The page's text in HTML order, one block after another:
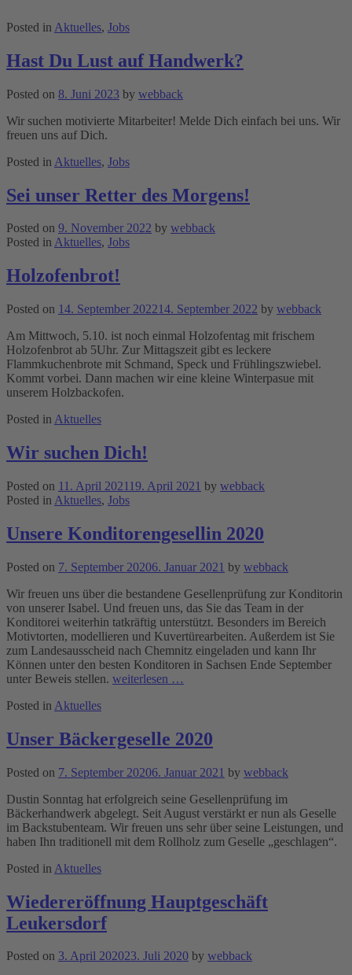
Posted in Aktuelles, Jobs
Hast Du Lust auf Handwerk?
Posted on 8. Juni 2023 by webback
Wir suchen motivierte Mitarbeiter! Melde Dich einfach bei uns. Wir
freuen uns auf Dich.
Posted in Aktuelles, Jobs
Sei unser Retter des Morgens!
Posted on 9. November 2022 by webback
Posted inAktuelles, Jobs
Holzofenbrot!
Posted on 14. September 202214. September 2022 by webback
Am Mittwoch, 5.10. ist noch einmal Holzofentag mit frischem
Holzofenbrot ab 5Uhr. Zur Mittagszeit gibt es leckere
Flammkuchenbrote mit Schmand, Speck und Frühlingszwiebel.
Kommt vorbei. Dann machen wir eine kleine Winterpasue mit
unserem Holzbackofen.
Posted in Aktuelles
Wir suchen Dich!
Posted on 11. April 2021 19. April 2021 by webback
Posted in Aktuelles, Jobs
Unsere Konditorengesellin 2020
Posted on 7. September 20206. Januar 2021 by webback
Wir freuen uns über die bestandene Gesellenprüfung zur Konditorin
von unserer Isabel. Und freuen uns, das Sie das Team in der
Konditorei weiterhin tatkräftig unterstützt. Besonders im Bereich
Motivtorten, modellieren und Kuvertürearbeiten. Außerdem ist Sie
zum Landesausscheid nach Chemnitz eingeladen und kann Ihr
Können unter den besten Konditoren in Sachsen Ende September
unter Beweis stellen. weiterlesen …
Posted in Aktuelles
Unser Bäckergeselle 2020
Posted on 7. September 20206. Januar 2021 by webback
Dustin Sonntag hat erfolgreich seine Gesellenprüfung im
Bäckerhandwerk abgelegt. Seit August verstärkt er nun als Geselle
im Backstubenteam. Wir freuen uns sehr über seine Leistungen, und
haben Ihn traditionell mit dem Rollholz zum Geselle „geschlagen“.
Posted in Aktuelles
Wiedereröffnung Hauptgeschäft
Leukersdorf
Posted on 3. April 202023. Juli 2020 by webback